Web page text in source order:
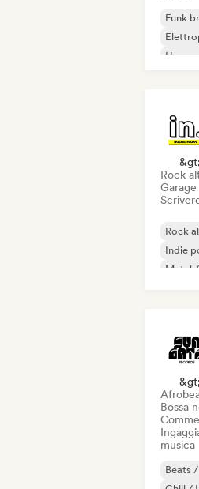
Funk
House
Rock
Rock
Indie
Metal
Bossa
musica
Beats